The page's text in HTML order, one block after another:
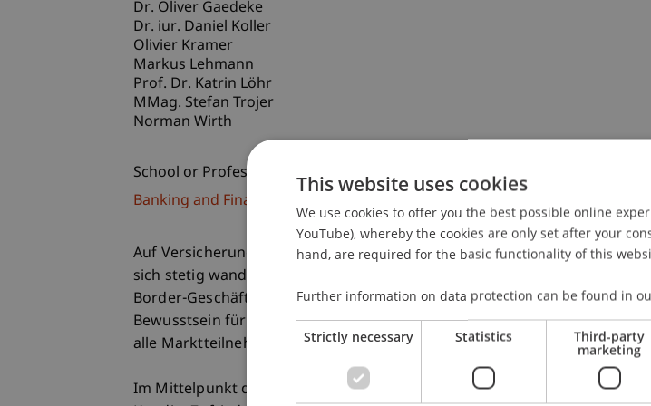
Dr. Oliver Gaedeke
Dr. iur. Daniel Koller
Olivier Kramer
Markus Lehmann
Prof. Dr. Katrin Löhr
MMag. Stefan Trojer
Norman Wirth
School or Professorship:
Banking and Financial Market Law
Auf Versicherungsvermittler und Versicherungsunternehmen kommen
sich stetig wandelnde regulatorische Anforderungen zu. Das gilt gerade
Border-Geschäft, wo im Spannungsfeld mehrerer Rechtsordnungen
Bewusstsein für und das Wissen um neueste regulatorische
alle Marktteilnehmer zentral.
Im Mittelpunkt des Versicherungsvertriebs steht indessen immer der
This website uses cookies
We use cookies to offer you the best possible online
YouTube), whereby the cookies are only set after your
hand, are required for the basic functionality of this
Further information on data protection can be found in
Strictly necessary Statistics Third-party
marketing